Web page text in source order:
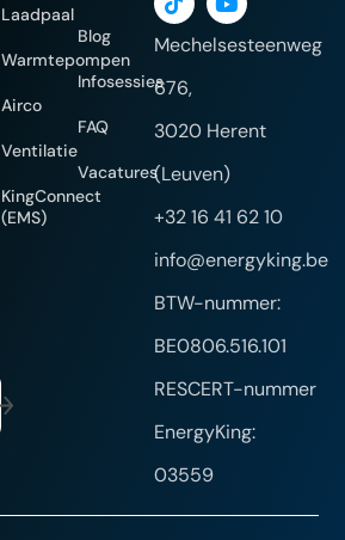
Laadpaal
Warmtepompen
Airco
Ventilatie
KingConnect
(EMS)
Blog
Infosessies
FAQ
Vacatures
Mechelsesteenweg
676,
3020 Herent
(Leuven)
+32 16 41 62 10
info@energyking.be
BTW-nummer:
BE0806.516.101
RESCERT-nummer
EnergyKing:
03559